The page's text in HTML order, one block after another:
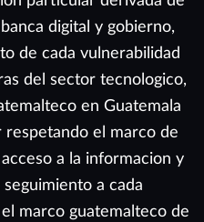
digital y gobierno,
de cada vulnerabilidad
del sector tecnologico,
en Guatemala
el marco de
a la informacion y
a cada
marco guatemalteco de